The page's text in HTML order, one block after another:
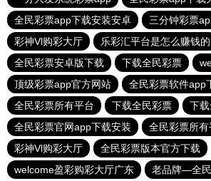
全民彩票app下载安装安卓
三分钟彩票
彩神Vl购彩大厅
乐彩汇平台是怎么赚钱的
全民彩票安卓版下载
下载全民彩票
顶级彩票app官方网站
全民彩票软件app
全民彩票所有平台
下载全民彩票
下
全民彩票官网app下载安装
全民彩票所有
彩神Vl购彩大厅
全民彩票版本官方下载
welcome盈彩购彩大厅广东
老品牌—全